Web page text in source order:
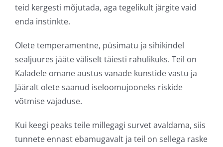
teid kergesti mõjutada, aga tegelikult järgite vaid
enda instinkte.
Olete temperamentne, püsimatu ja sihikindel
sealjuures jääte väliselt täiesti rahulikuks. Teil on
Kaladele omane austus vanade kunstide vastu ja
Jääralt olete saanud iseloomujooneks riskide
võtmise vajaduse.
Kui keegi peaks teile millegagi survet avaldama, siis
tunnete ennast ebamugavalt ja teil on sellega raske